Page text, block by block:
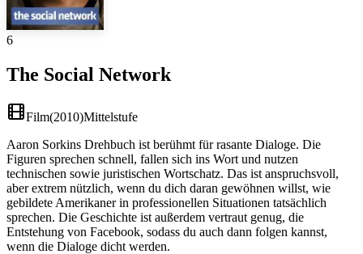
6
The Social Network
Film(2010)Mittelstufe
Aaron Sorkins Drehbuch ist berühmt für rasante Dialoge. Die
Figuren sprechen schnell, fallen sich ins Wort und nutzen
technischen sowie juristischen Wortschatz. Das ist anspruchsvoll,
aber extrem nützlich, wenn du dich daran gewöhnen willst, wie
gebildete Amerikaner in professionellen Situationen tatsächlich
sprechen. Die Geschichte ist außerdem vertraut genug, die
Entstehung von Facebook, sodass du auch dann folgen kannst,
wenn die Dialoge dicht werden.